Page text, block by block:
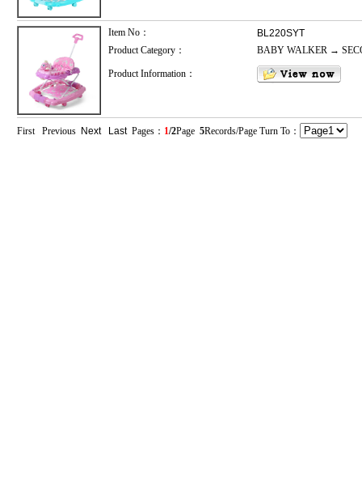
Item No：
BL220SYT
Product Category：
BABY WALKER →
Product Information：
First Previous Next LastPages： 1/2Page 5Records/Page Turn To：